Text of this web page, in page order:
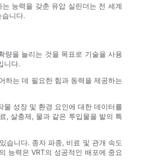
능력을 갖춘 유압 실린더는 전 세계
니다.
량을 늘리는 것을 목표로 기술을 사용
니다.
하는 ​​데 필요한 힘과 동력을 제공하는
성장 및 환경 요인에 대한 데이터를
, 살충제, 물과 같은 투입물을 밭의 특
습니다. 종자 파종, 비료 및 관개 속도
능력은 VRT의 성공적인 배포에 중요